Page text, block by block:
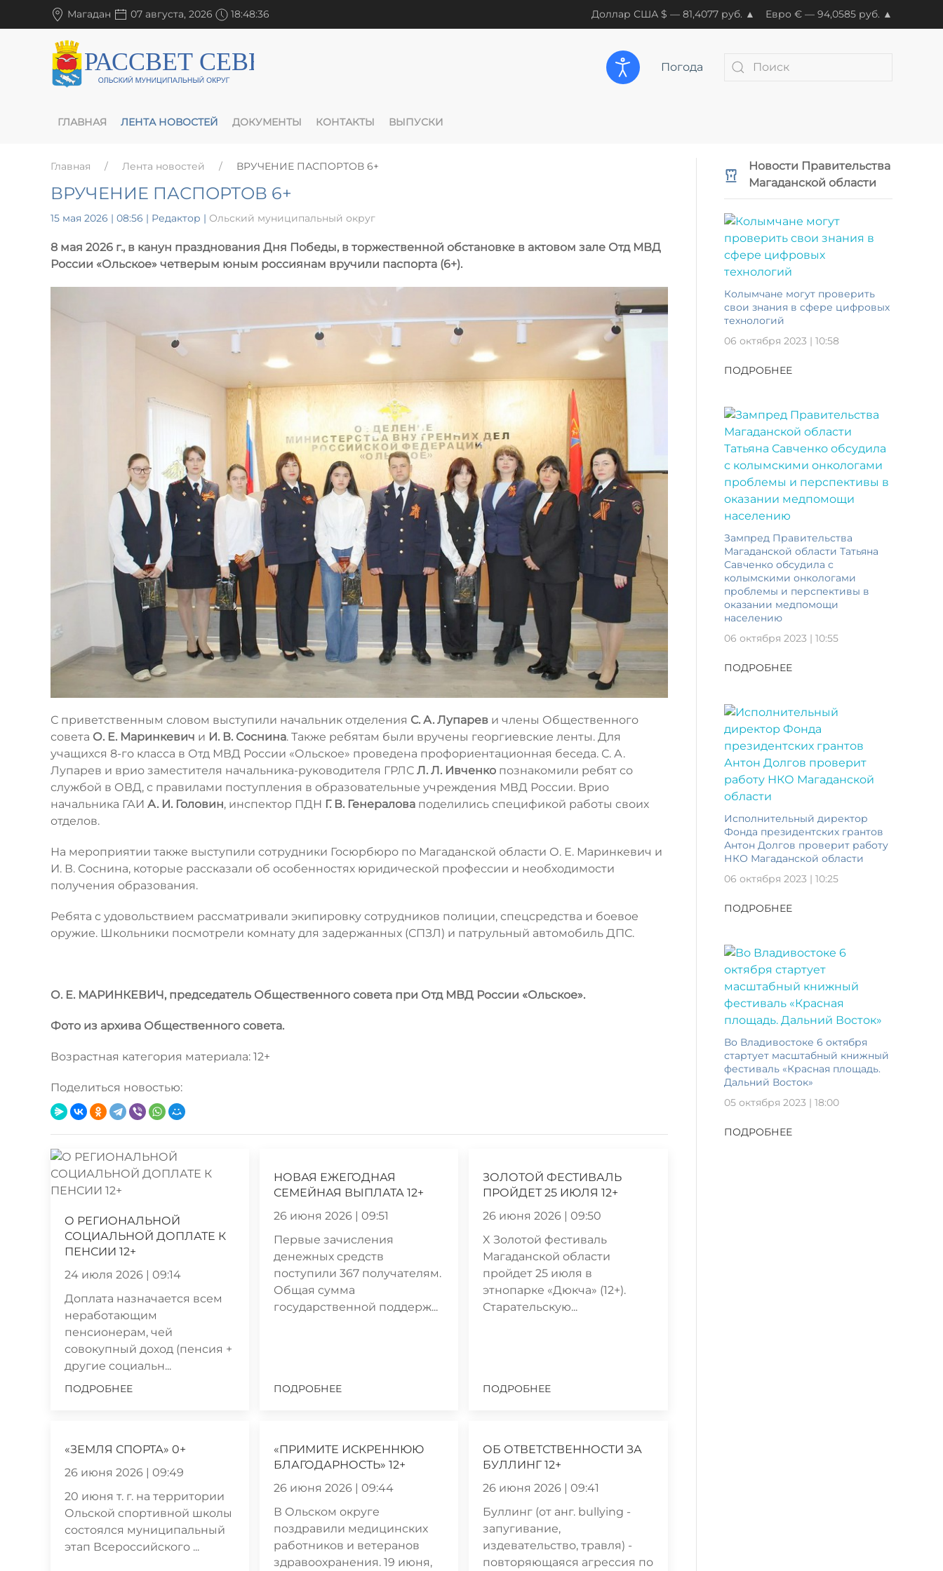
Магадан 07 августа, 2026 18:48:37 Доллар США $ — 81,4077 руб. ▲ Евро € — 94,0585 руб. ▲
Погода
ГЛАВНАЯ ЛЕНТА НОВОСТЕЙ ДОКУМЕНТЫ КОНТАКТЫ ВЫПУСКИ
Главная Лента новостей ВРУЧЕНИЕ ПАСПОРТОВ 6+
ВРУЧЕНИЕ ПАСПОРТОВ 6+
15 мая 2026 | 08:56 | Редактор | Ольский муниципальный округ
8 мая 2026 г., в канун празднования Дня Победы, в торжественной обстановке в актовом зале Отд МВД
России «Ольское» четверым юным россиянам вручили паспорта (6+).
С приветственным словом выступили начальник отделения С. А. Лупарев и члены Общественного
совета О. Е. Маринкевич и И. В. Соснина. Также ребятам были вручены георгиевские ленты. Для
учащихся 8-го класса в Отд МВД России «Ольское» проведена профориентационная беседа. С. А.
Лупарев и врио заместителя начальника-руководителя ГРЛС Л. Л. Ивченко познакомили ребят со
службой в ОВД, с правилами поступления в образовательные учреждения МВД России. Врио
начальника ГАИ А. И. Головин, инспектор ПДН Г. В. Генералова поделились спецификой работы своих
отделов.
На мероприятии также выступили сотрудники Госюрбюро по Магаданской области О. Е. Маринкевич и
И. В. Соснина, которые рассказали об особенностях юридической профессии и необходимости
получения образования.
Ребята с удовольствием рассматривали экипировку сотрудников полиции, спецсредства и боевое
оружие. Школьники посмотрели комнату для задержанных (СПЗЛ) и патрульный автомобиль ДПС.
О. Е. МАРИНКЕВИЧ, председатель Общественного совета при Отд МВД России «Ольское».
Фото из архива Общественного совета.
Возрастная категория материала: 12+
Поделиться новостью:
О РЕГИОНАЛЬНОЙ
СОЦИАЛЬНОЙ ДОПЛАТЕ К
ПЕНСИИ 12+
24 июля 2026 | 09:14
Доплата назначается всем
неработающим
пенсионерам, чей
совокупный доход (пенсия +
другие социальн...
ПОДРОБНЕЕ
НОВАЯ ЕЖЕГОДНАЯ
СЕМЕЙНАЯ ВЫПЛАТА 12+
26 июня 2026 | 09:51
Первые зачисления
денежных средств
поступили 367 получателям.
Общая сумма
государственной поддерж...
ПОДРОБНЕЕ
ЗОЛОТОЙ ФЕСТИВАЛЬ
ПРОЙДЕТ 25 ИЮЛЯ 12+
26 июня 2026 | 09:50
X Золотой фестиваль
Магаданской области
пройдет 25 июля в
этнопарке «Дюкча» (12+).
Старательскую...
ПОДРОБНЕЕ
«ЗЕМЛЯ СПОРТА» 0+
26 июня 2026 | 09:49
20 июня т. г. на территории
Ольской спортивной школы
состоялся муниципальный
этап Всероссийского ...
«ПРИМИТЕ ИСКРЕННЮЮ
БЛАГОДАРНОСТЬ» 12+
26 июня 2026 | 09:44
В Ольском округе
поздравили медицинских
работников и ветеранов
здравоохранения. 19 июня,
ОБ ОТВЕТСТВЕННОСТИ ЗА
БУЛЛИНГ 12+
26 июня 2026 | 09:41
Буллинг (от анг. bullying -
запугивание,
издевательство, травля) -
повторяющаяся агрессия по
Новости Правительства
Магаданской области
Колымчане могут проверить
свои знания в сфере цифровых
технологий
06 октября 2023 | 10:58
ПОДРОБНЕЕ
Зампред Правительства
Магаданской области Татьяна
Савченко обсудила с
колымскими онкологами
проблемы и перспективы в
оказании медпомощи
населению
06 октября 2023 | 10:55
ПОДРОБНЕЕ
Исполнительный директор
Фонда президентских грантов
Антон Долгов проверит работу
НКО Магаданской области
06 октября 2023 | 10:25
ПОДРОБНЕЕ
Во Владивостоке 6 октября
стартует масштабный книжный
фестиваль «Красная площадь.
Дальний Восток»
05 октября 2023 | 18:00
ПОДРОБНЕЕ